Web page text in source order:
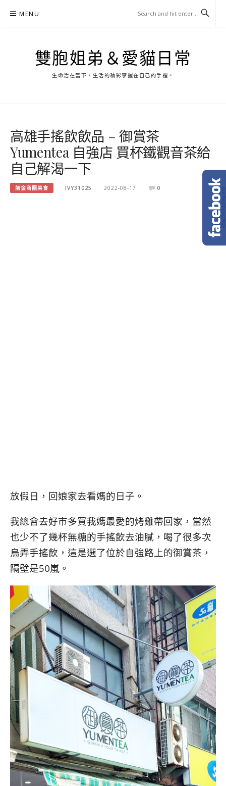
MENU
雙胞姐弟＆愛貓日常
生命活在當下，生活的精彩掌握在自己的手裡。
高雄手搖飲飲品 – 御賞茶
Yumentea 自強店 買杯鐵觀音茶給
自己解渴一下
前金商圈美食 IVY31025 2022-08-17 0
放假日，回娘家去看媽的日子。
我總會去好市多買我媽最愛的烤雞帶回家，當然
也少不了幾杯無糖的手搖飲去油膩，喝了很多次
烏弄手搖飲，這是選了位於自強路上的御賞茶，
隔壁是50嵐。